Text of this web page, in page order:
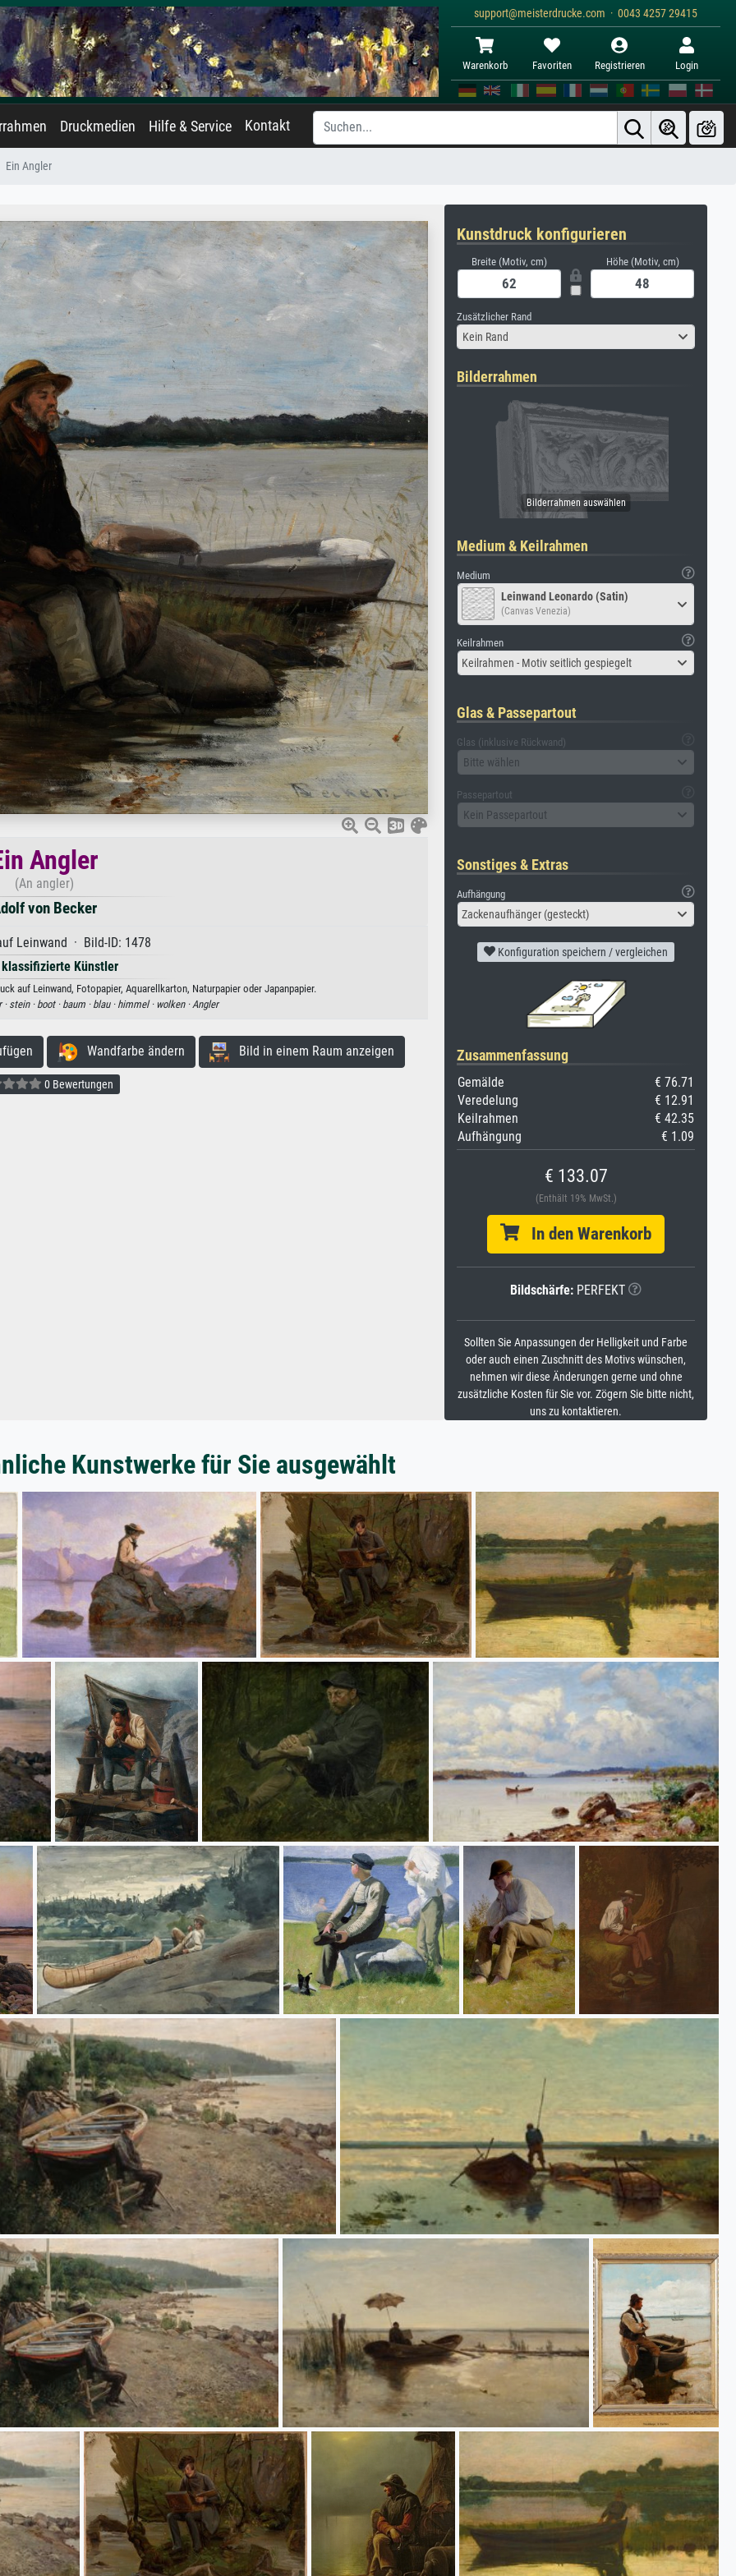
support@meisterdrucke.com · 0043 4257 29415
Warenkorb Favoriten Registrieren Login
Druckmedien Hilfe & Service Kontakt
Ein Angler
Angler
(An angler)
von Becker
Leinwand · Bild-ID: 1478
Künstler
auf Leinwand, Fotopapier, Aquarellkarton, Naturpapier oder Japanpapier.
· stein · boot · baum · blau · himmel · wolken · Angler
Wandfarbe ändern Bild in einem Raum anzeigen
0 Bewertungen
Kunstdruck konfigurieren
Breite (Motiv, cm) Höhe (Motiv, cm)
Zusätzlicher Rand
Kein Rand
Bilderrahmen
Medium & Keilrahmen
Medium
Leinwand Leonardo (Satin)
(Canvas Venezia)
Keilrahmen
Keilrahmen - Motiv seitlich gespiegelt
Glas & Passepartout
Glas (inklusive Rückwand)
Bitte wählen
Passepartout
Kein Passepartout
Sonstiges & Extras
Aufhängung
Zackenaufhänger (gesteckt)
Konfiguration speichern / vergleichen
Zusammenfassung
Gemälde
€ 76.71
Veredelung
€ 12.91
Keilrahmen
€ 42.35
Aufhängung
€ 1.09
€ 133.07
(Enthält 19% MwSt.)
In den Warenkorb
Bildschärfe: PERFEKT
Sollten Sie Anpassungen der Helligkeit und Farbe
oder auch einen Zuschnitt des Motivs wünschen,
nehmen wir diese Änderungen gerne und ohne
zusätzliche Kosten für Sie vor. Zögern Sie bitte nicht,
uns zu kontaktieren.
Kunstwerke für Sie ausgewählt